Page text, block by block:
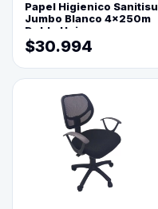
Papel Higienico Sanitisu
Jumbo Blanco 4x250m
Doble Hoja
$30.994